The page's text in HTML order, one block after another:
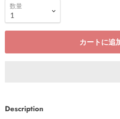
数量
カートに追
Description